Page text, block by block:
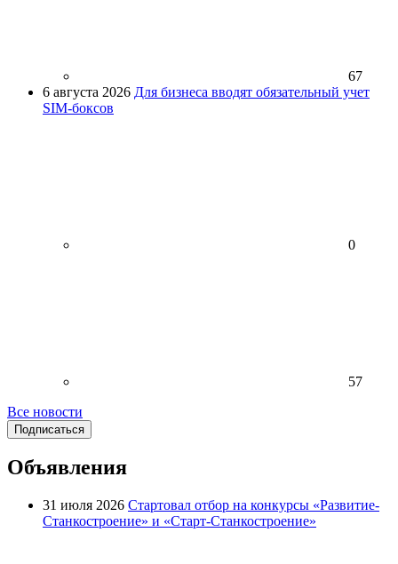
67
6 августа 2026 Для бизнеса вводят обязательный учет
SIM-боксов
0
57
Все новости
Подписаться
Объявления
31 июля 2026 Стартовал отбор на конкурсы «Развитие-
Станкостроение» и «Старт-Станкостроение»